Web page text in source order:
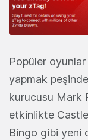
Popüler
yapmak peşinde
kurucusu Mark
etkinlikte
Bingo gibi yeni